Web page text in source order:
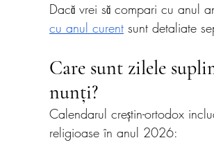
Dacă vrei să compari cu anul
cu anul curent sunt detaliate
Care sunt zilele
nunți?
Calendarul creștin-ortodox
religioase în anul 2026: